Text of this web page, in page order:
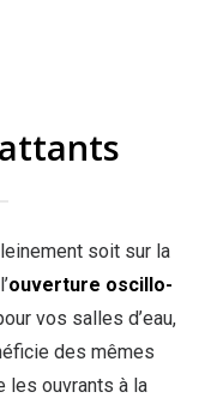
soit sur la
ouverture oscillo-
vos salles d’eau,
des mêmes
les ouvrants à la